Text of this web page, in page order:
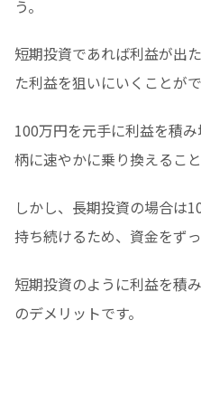
う。
短期投資であれば利益が出
た利益を狙いにいくことがで
100万円を元手に利益を積
柄に速やかに乗り換えること
しかし、長期投資の場合は
持ち続けるため、資金をず
短期投資のように利益を積
のデメリットです。